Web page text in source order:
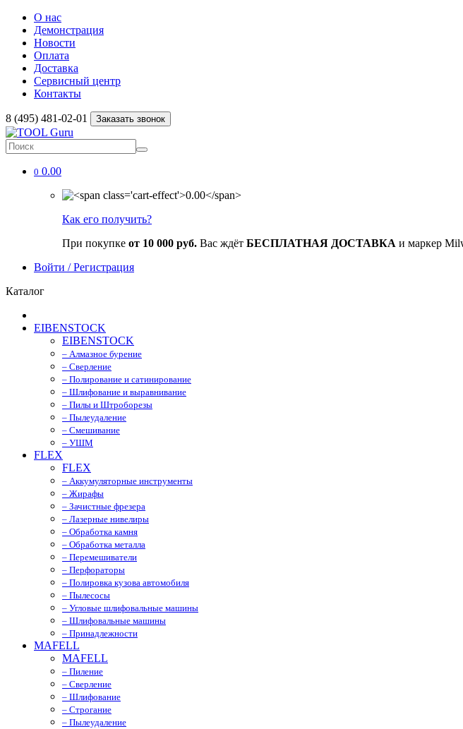
О нас
Демонстрация
Новости
Оплата
Доставка
Сервисный центр
Контакты
8 (495) 481-02-01 Заказать звонок
0 0.00
Как его получить?
При покупке от 10 000 руб. Вас ждёт БЕСПЛАТНАЯ ДОСТАВКА и маркер
Войти / Регистрация
Каталог
EIBENSTOCK
EIBENSTOCK
– Алмазное бурение
– Сверление
– Полирование и сатинирование
– Шлифование и выравнивание
– Пилы и Штроборезы
– Пылеудаление
– Смешивание
– УШМ
FLEX
FLEX
– Аккумуляторные инструменты
– Жирафы
– Зачистные фрезера
– Лазерные нивелиры
– Обработка камня
– Обработка металла
– Перемешиватели
– Перфораторы
– Полировка кузова автомобиля
– Пылесосы
– Угловые шлифовальные машины
– Шлифовальные машины
– Принадлежности
MAFELL
MAFELL
– Пиление
– Сверление
– Шлифование
– Строгание
– Пылеудаление